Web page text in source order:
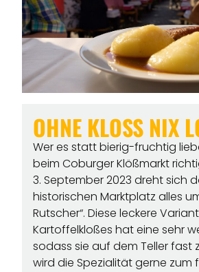
OHNE KLOSS NIX
Wer es statt bierig-fruchtig
beim Coburger Klößmarkt
3. September 2023 dreht sich
historischen Marktplatz alles
Rutscher“. Diese leckere
Kartoffelkloßes hat eine sehr
sodass sie auf dem Teller fast
wird die Spezialität gerne zum